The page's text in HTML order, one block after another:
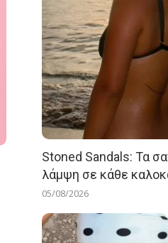
Stoned Sandals: Τα
λάμψη σε κάθε
05/08/2026